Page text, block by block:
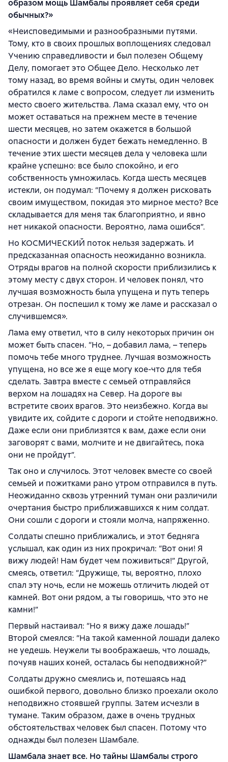
образом мощь Шамбалы проявляет себя среди
обычных?»
«Неисповедимыми и разнообразными путями.
Тому, кто в своих прошлых воплощениях следовал
Учению справедливости и был полезен Общему
Делу, помогает это Общее Дело. Несколько лет
тому назад, во время войны и смуты, один человек
обратился к ламе с вопросом, следует ли изменить
место своего жительства. Лама сказал ему, что он
может оставаться на прежнем месте в течение
шести месяцев, но затем окажется в большой
опасности и должен будет бежать немедленно. В
течение этих шести месяцев дела у человека шли
крайне успешно: все было спокойно, и его
собственность умножилась. Когда шесть месяцев
истекли, он подумал: “Почему я должен рисковать
своим имуществом, покидая это мирное место? Все
складывается для меня так благоприятно, и явно
нет никакой опасности. Вероятно, лама ошибся”.
Но КОСМИЧЕСКИЙ поток нельзя задержать. И
предсказанная опасность неожиданно возникла.
Отряды врагов на полной скорости приблизились к
этому месту с двух сторон. И человек понял, что
лучшая возможность была упущена и путь теперь
отрезан. Он поспешил к тому же ламе и рассказал о
случившемся».
Лама ему ответил, что в силу некоторых причин он
может быть спасен. “Но, – добавил лама, – теперь
помочь тебе много труднее. Лучшая возможность
упущена, но все же я еще могу кое-что для тебя
сделать. Завтра вместе с семьей отправляйся
верхом на лошадях на Север. На дороге вы
встретите своих врагов. Это неизбежно. Когда вы
увидите их, сойдите с дороги и стойте неподвижно.
Даже если они приблизятся к вам, даже если они
заговорят с вами, молчите и не двигайтесь, пока
они не пройдут”.
Так оно и случилось. Этот человек вместе со своей
семьей и пожитками рано утром отправился в путь.
Неожиданно сквозь утренний туман они различили
очертания быстро приближавшихся к ним солдат.
Они сошли с дороги и стояли молча, напряженно.
Солдаты спешно приближались, и этот бедняга
услышал, как один из них прокричал: “Вот они! Я
вижу людей! Нам будет чем поживиться!” Другой,
смеясь, ответил: “Дружище, ты, вероятно, плохо
спал эту ночь, если не можешь отличить людей от
камней. Вот они рядом, а ты говоришь, что это не
камни!”
Первый настаивал: “Но я вижу даже лошадь!”
Второй смеялся: “На такой каменной лошади далеко
не уедешь. Неужели ты воображаешь, что лошадь,
почуяв наших коней, осталась бы неподвижной?”
Солдаты дружно смеялись и, потешаясь над
ошибкой первого, довольно близко проехали около
неподвижно стоявшей группы. Затем исчезли в
тумане. Таким образом, даже в очень трудных
обстоятельствах человек был спасен. Потому что
однажды был полезен Шамбале.
Шамбала знает все. Но тайны Шамбалы строго